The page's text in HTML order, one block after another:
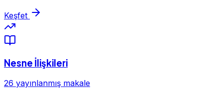
Keşfet
Nesne İlişkileri
26 yayınlanmış makale